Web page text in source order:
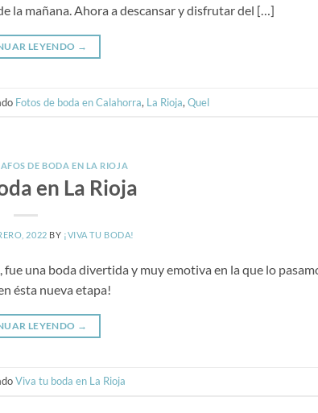
la mañana. Ahora a descansar y disfrutar del […]
LEYENDO →
Fotos de boda en Calahorra, La Rioja, Quel
DE BODA EN LA RIOJA
en La Rioja
2022 BY ¡VIVA TU BODA!
una boda divertida y muy emotiva en la que lo
ésta nueva etapa!
LEYENDO →
Viva tu boda en La Rioja